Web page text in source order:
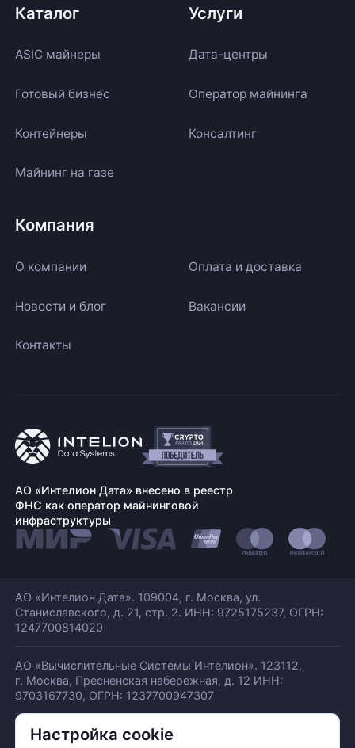
Настройка cookie
Каталог
ASIC майнеры
Готовый бизнес
Контейнеры
Майнинг на газе
Услуги
Дата-центры
Оператор майнинга
Консалтинг
Компания
О компании Оплата и доставка
Новости и блог Вакансии
Контакты
АО «Интелион Дата» внесено в реестр
ФНС как оператор майнинговой
инфраструктуры
АО «Интелион Дата». 109004, г. Москва, ул.
Станиславского, д. 21, стр. 2. ИНН: 9725175237, ОГРН:
1247700814020
АО «Вычислительные Системы Интелион». 123112,
г. Москва, Пресненская набережная, д. 12 ИНН:
9703167730, ОГРН: 1237700947307
© АО «ИНТЕЛИОН ДАТА» 2026